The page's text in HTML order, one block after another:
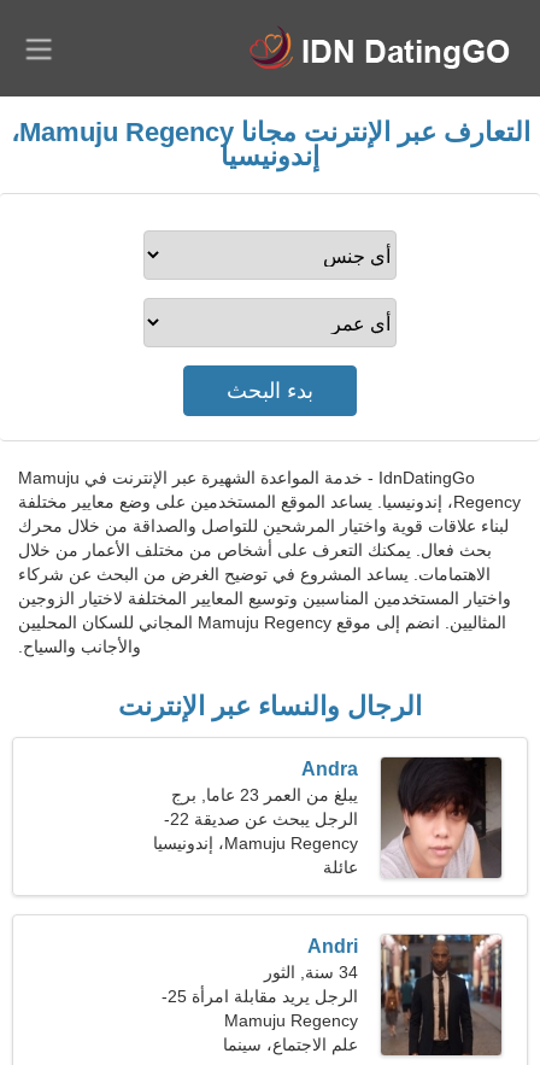
التعارف عبر الإنترنت مجانا Mamuju Regency،
إندونيسيا
IdnDatingGo - خدمة المواعدة الشهيرة عبر الإنترنت في Mamuju
Regency، إندونيسيا. يساعد الموقع المستخدمين على وضع معايير مختلفة
لبناء علاقات قوية واختيار المرشحين للتواصل والصداقة من خلال محرك
بحث فعال. يمكنك التعرف على أشخاص من مختلف الأعمار من خلال
الاهتمامات. يساعد المشروع في توضيح الغرض من البحث عن شركاء
واختيار المستخدمين المناسبين وتوسيع المعايير المختلفة لاختيار الزوجين
المثاليين. انضم إلى موقع Mamuju Regency المجاني للسكان المحليين
والأجانب والسياح.
الرجال والنساء عبر الإنترنت
Andra
يبلغ من العمر 23 عاما, برج
الحمل
الرجل يبحث عن صديقة 22-
30
Mamuju Regency، إندونيسيا
عائلة
Andri
34 سنة, الثور
الرجل يريد مقابلة امرأة 25-
31
Mamuju Regency
علم الاجتماع، سينما